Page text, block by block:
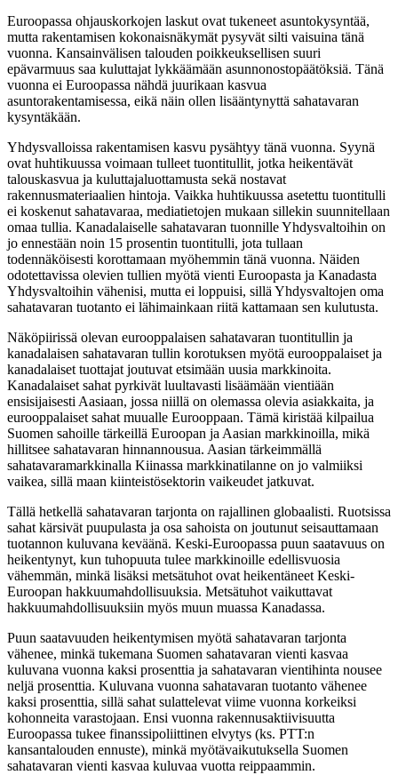
Euroopassa ohjauskorkojen laskut ovat tukeneet asuntokysyntää,
mutta rakentamisen kokonaisnäkymät pysyvät silti vaisuina tänä
vuonna. Kansainvälisen talouden poikkeuksellisen suuri
epävarmuus saa kuluttajat lykkäämään asunnonostopäätöksiä. Tänä
vuonna ei Euroopassa nähdä juurikaan kasvua
asuntorakentamisessa, eikä näin ollen lisääntynyttä sahatavaran
kysyntäkään.
Yhdysvalloissa rakentamisen kasvu pysähtyy tänä vuonna. Syynä
ovat huhtikuussa voimaan tulleet tuontitullit, jotka heikentävät
talouskasvua ja kuluttajaluottamusta sekä nostavat
rakennusmateriaalien hintoja. Vaikka huhtikuussa asetettu tuontitulli
ei koskenut sahatavaraa, mediatietojen mukaan sillekin suunnitellaan
omaa tullia. Kanadalaiselle sahatavaran tuonnille Yhdysvaltoihin on
jo ennestään noin 15 prosentin tuontitulli, jota tullaan
todennäköisesti korottamaan myöhemmin tänä vuonna. Näiden
odotettavissa olevien tullien myötä vienti Euroopasta ja Kanadasta
Yhdysvaltoihin vähenisi, mutta ei loppuisi, sillä Yhdysvaltojen oma
sahatavaran tuotanto ei lähimainkaan riitä kattamaan sen kulutusta.
Näköpiirissä olevan eurooppalaisen sahatavaran tuontitullin ja
kanadalaisen sahatavaran tullin korotuksen myötä eurooppalaiset ja
kanadalaiset tuottajat joutuvat etsimään uusia markkinoita.
Kanadalaiset sahat pyrkivät luultavasti lisäämään vientiään
ensisijaisesti Aasiaan, jossa niillä on olemassa olevia asiakkaita, ja
eurooppalaiset sahat muualle Eurooppaan. Tämä kiristää kilpailua
Suomen sahoille tärkeillä Euroopan ja Aasian markkinoilla, mikä
hillitsee sahatavaran hinnannousua. Aasian tärkeimmällä
sahatavaramarkkinalla Kiinassa markkinatilanne on jo valmiiksi
vaikea, sillä maan kiinteistösektorin vaikeudet jatkuvat.
Tällä hetkellä sahatavaran tarjonta on rajallinen globaalisti. Ruotsissa
sahat kärsivät puupulasta ja osa sahoista on joutunut seisauttamaan
tuotannon kuluvana keväänä. Keski-Euroopassa puun saatavuus on
heikentynyt, kun tuhopuuta tulee markkinoille edellisvuosia
vähemmän, minkä lisäksi metsätuhot ovat heikentäneet Keski-
Euroopan hakkuumahdollisuuksia. Metsätuhot vaikuttavat
hakkuumahdollisuuksiin myös muun muassa Kanadassa.
Puun saatavuuden heikentymisen myötä sahatavaran tarjonta
vähenee, minkä tukemana Suomen sahatavaran vienti kasvaa
kuluvana vuonna kaksi prosenttia ja sahatavaran vientihinta nousee
neljä prosenttia. Kuluvana vuonna sahatavaran tuotanto vähenee
kaksi prosenttia, sillä sahat sulattelevat viime vuonna korkeiksi
kohonneita varastojaan. Ensi vuonna rakennusaktiivisuutta
Euroopassa tukee finanssipoliittinen elvytys (ks. PTT:n
kansantalouden ennuste), minkä myötävaikutuksella Suomen
sahatavaran vienti kasvaa kuluvaa vuotta reippaammin.